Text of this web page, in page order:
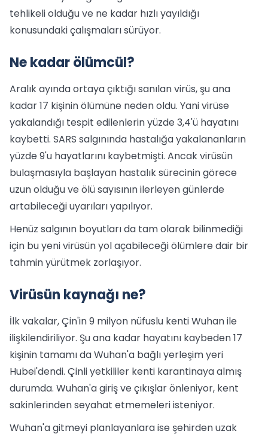
tehlikeli olduğu ve ne kadar hızlı yayıldığı
konusundaki çalışmaları sürüyor.
Ne kadar ölümcül?
Aralık ayında ortaya çıktığı sanılan virüs, şu ana
kadar 17 kişinin ölümüne neden oldu. Yani virüse
yakalandığı tespit edilenlerin yüzde 3,4'ü hayatını
kaybetti. SARS salgınında hastalığa yakalananların
yüzde 9'u hayatlarını kaybetmişti. Ancak virüsün
bulaşmasıyla başlayan hastalık sürecinin görece
uzun olduğu ve ölü sayısının ilerleyen günlerde
artabileceği uyarıları yapılıyor.
Henüz salgının boyutları da tam olarak bilinmediği
için bu yeni virüsün yol açabileceği ölümlere dair bir
tahmin yürütmek zorlaşıyor.
Virüsün kaynağı ne?
İlk vakalar, Çin'in 9 milyon nüfuslu kenti Wuhan ile
ilişkilendiriliyor. Şu ana kadar hayatını kaybeden 17
kişinin tamamı da Wuhan'a bağlı yerleşim yeri
Hubei'dendi. Çinli yetkililer kenti karantinaya almış
durumda. Wuhan'a giriş ve çıkışlar önleniyor, kent
sakinlerinden seyahat etmemeleri isteniyor.
Wuhan'a gitmeyi planlayanlara ise şehirden uzak